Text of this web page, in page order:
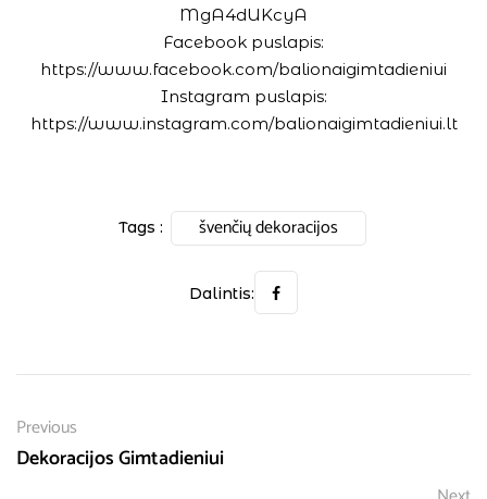
MgA4dUKcyA
Facebook puslapis:
https://www.facebook.com/balionaigimtadieniui
Instagram puslapis:
https://www.instagram.com/balionaigimtadieniui.lt
Tags : švenčių dekoracijos
Dalintis:
Previous
Dekoracijos Gimtadieniui